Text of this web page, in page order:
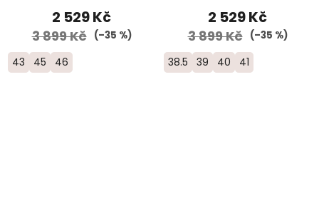
2 529 Kč
3 899 Kč (–35 %)
43 45 46
2 529 Kč
3 899 Kč (–35 %)
38.5 39 40 41